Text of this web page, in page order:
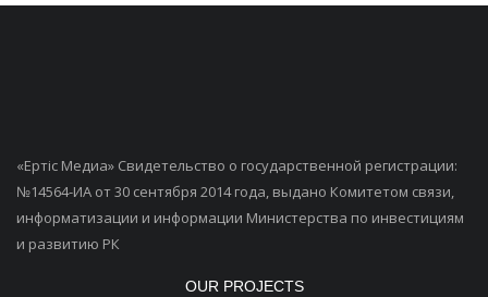
«Ертiс Медиа» Свидетельство о государственной регистрации:
№14564-ИА от 30 сентября 2014 года, выдано Комитетом связи,
информатизации и информации Министерства по инвестициям
и развитию РК
OUR PROJECTS